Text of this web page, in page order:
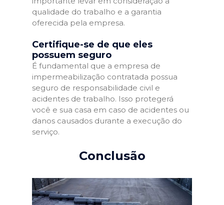
qualidade do trabalho e a garantia
oferecida pela empresa.
Certifique-se de que eles
possuem seguro
É fundamental que a empresa de
impermeabilização contratada possua
seguro de responsabilidade civil e
acidentes de trabalho. Isso protegerá
você e sua casa em caso de acidentes ou
danos causados durante a execução do
serviço.
Conclusão